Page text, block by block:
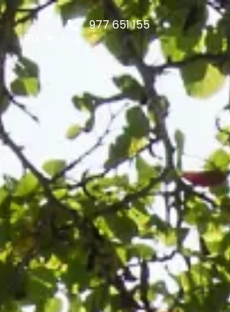
RU
977 651 155